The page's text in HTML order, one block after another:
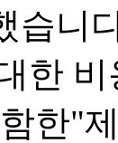
습니
한
한"